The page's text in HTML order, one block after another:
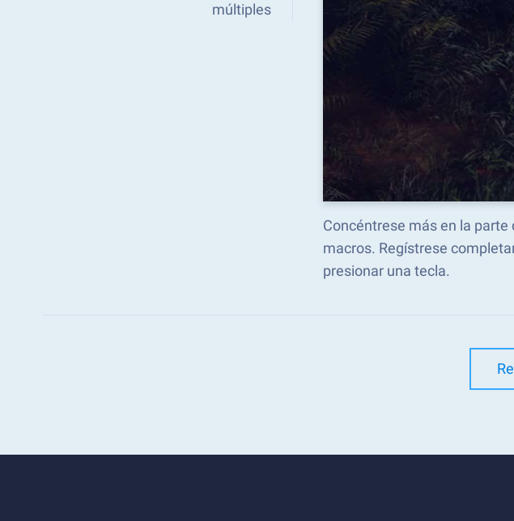
múltiples
Concéntrese más en la
macros. Regístrese
presionar una tecla.